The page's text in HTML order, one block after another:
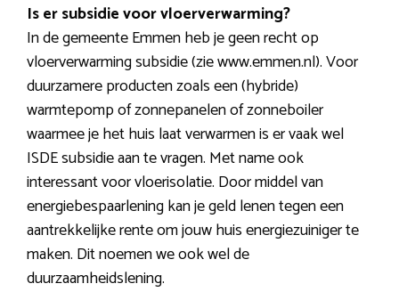
Is er subsidie voor vloerverwarming?
In de gemeente Emmen heb je geen recht op
vloerverwarming subsidie (zie www.emmen.nl). Voor
duurzamere producten zoals een (hybride)
warmtepomp of zonnepanelen of zonneboiler
waarmee je het huis laat verwarmen is er vaak wel
ISDE subsidie aan te vragen. Met name ook
interessant voor vloerisolatie. Door middel van
energiebespaarlening kan je geld lenen tegen een
aantrekkelijke rente om jouw huis energiezuiniger te
maken. Dit noemen we ook wel de
duurzaamheidslening.